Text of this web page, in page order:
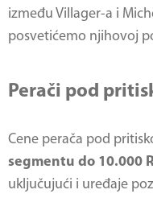
između Villager-a i
posvetićemo njihovoj
Perači pod
Cene perača pod
segmentu do 10.000
uključujući i uređaje